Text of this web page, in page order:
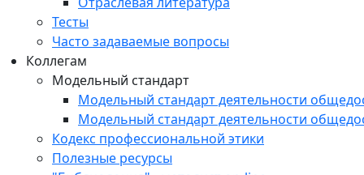
Тесты
Часто задаваемые вопросы
Коллегам
Модельный стандарт
Модельный стандарт деятельности
Модельный стандарт деятельности
Кодекс профессиональной этики
Полезные ресурсы